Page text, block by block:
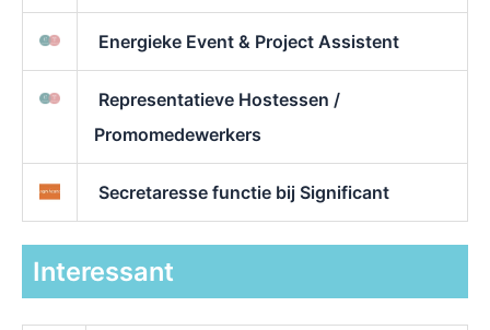
Energieke Event & Project Assistent
Representatieve Hostessen /
Promomedewerkers
Secretaresse functie bij Significant
Interessant